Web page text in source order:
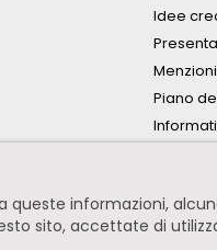
Idee
Piano
informazioni,
sito, accettate di